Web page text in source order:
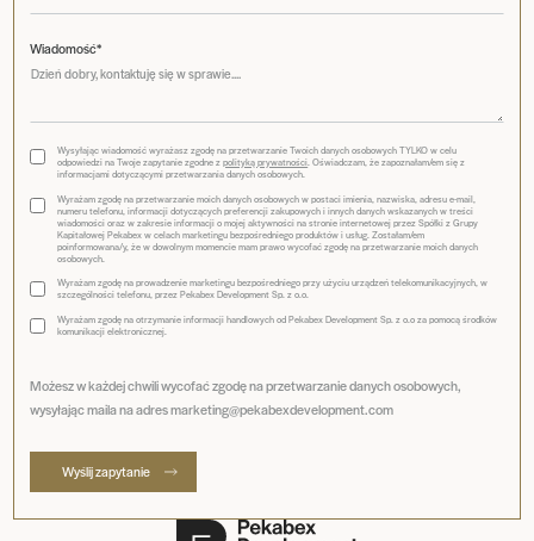
Wiadomość*
Wysyłając wiadomość wyrażasz zgodę na przetwarzanie Twoich danych osobowych TYLKO w celu
odpowiedzi na Twoje zapytanie zgodne zpolityką prywatności . Oświadczam, że zapoznałam/em się z
informacjami dotyczącymi przetwarzania danych osobowych.
Wyrażam zgodę na przetwarzanie moich danych osobowych w postaci imienia, nazwiska, adresu e-mail,
numeru telefonu, informacji dotyczących preferencji zakupowych i innych danych wskazanych w treści
wiadomości oraz w zakresie informacji o mojej aktywności na stronie internetowej przez Spółki z Grupy
Kapitałowej Pekabex w celach marketingu bezpośredniego produktów i usług. Zostałam/em
poinformowana/y, że w dowolnym momencie mam prawo wycofać zgodę na przetwarzanie moich danych
osobowych.
Wyrażam zgodę na prowadzenie marketingu bezpośredniego przy użyciu urządzeń telekomunikacyjnych, w
szczególności telefonu, przez Pekabex Development Sp. z o.o.
Wyrażam zgodę na otrzymanie informacji handlowych od Pekabex Development Sp. z o.o za pomocą środków
komunikacji elektronicznej.
Możesz w każdej chwili wycofać zgodę na przetwarzanie danych osobowych,
wysyłając maila na adres marketing@pekabexdevelopment.com
Wyślij zapytanie